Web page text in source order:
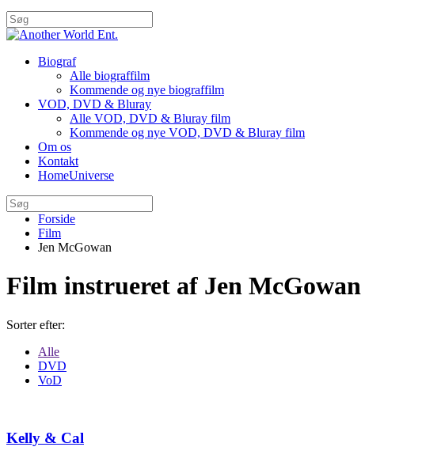
Biograf
Alle biograffilm
Kommende og nye biograffilm
VOD, DVD & Bluray
Alle VOD, DVD & Bluray film
Kommende og nye VOD, DVD & Bluray film
Om os
Kontakt
HomeUniverse
Forside
Film
Jen McGowan
Film instrueret af Jen McGowan
Sorter efter:
Alle
DVD
VoD
Kelly & Cal